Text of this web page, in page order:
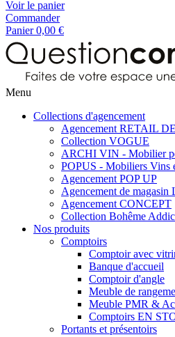
Voir le panier
Commander
Panier 0,00 €
Menu
Collections d'agencement
Agencement RETAIL
Collection VOGUE
ARCHI VIN - Mobilier
POPUS - Mobiliers Vins
Agencement POP UP
Agencement de magasin
Agencement CONCEPT
Collection Bohême
Nos produits
Comptoirs
Comptoir avec
Banque d'accueil
Comptoir d'angle
Meuble de
Meuble PMR &
Comptoirs EN
Portants et présentoirs